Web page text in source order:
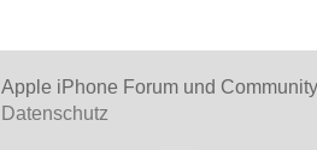
Apple iPhone Forum und
Datenschutz